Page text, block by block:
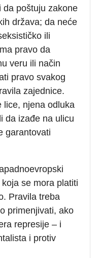
da poštuju zakone
država; da neće
ili
pravo da
veru ili način
pravo svakog
zajednice.
lice, njena odluka
da izađe na ulicu
garantovati
se mora platiti
Pravila treba
primenjivati, ako
represije – i
i protiv